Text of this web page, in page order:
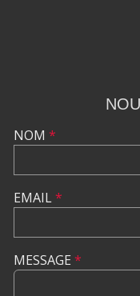
NOM *
EMAIL*
MESSAGE *